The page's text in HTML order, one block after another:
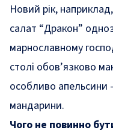
Новий рік,
салат “Дракон”
марнославному
столі обов’язково
особливо апельсини
мандарини.
Чого не повинно